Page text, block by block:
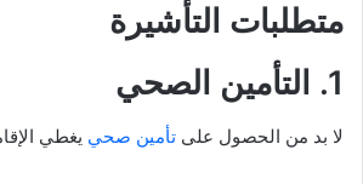
متطلبات التأشيرة
1. التأمين الصحي
لا بد من الحصول على تأمين صحي يغطي